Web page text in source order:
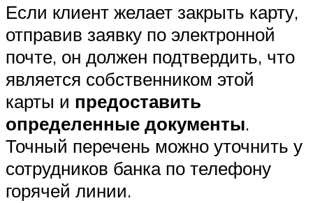
Если клиент желает закрыть карту,
отправив заявку по электронной
почте, он должен подтвердить, что
является собственником этой
карты и предоставить
определенные документы.
Точный перечень можно уточнить у
сотрудников банка по телефону
горячей линии.